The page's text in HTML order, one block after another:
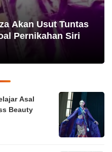
Akan Usut Tuntas
Pernikahan Siri
Asal
Beauty